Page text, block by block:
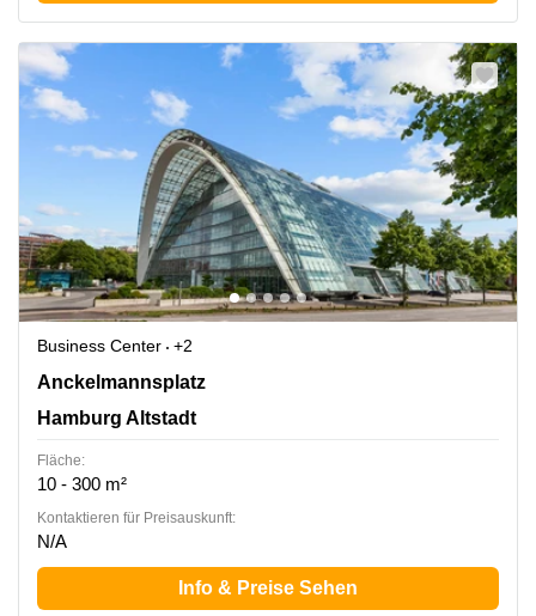
Business Center
+2
Anckelmannsplatz 1, Hamburg Altstadt
Anckelmannsplatz
Hamburg Altstadt
Fläche:
10 - 300 m²
Kontaktieren für Preisauskunft:
N/A
Info & Preise Sehen